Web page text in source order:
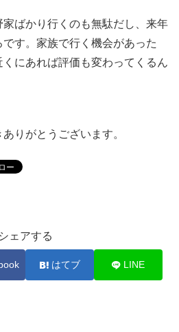
ばかり行くのも無駄だし、来年
す。家族で行く機会があった
にあれば評価も変わってくるん
りがとうございます。
シェアする
はてブ LINE